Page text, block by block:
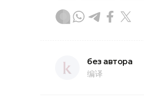
без автора
编译